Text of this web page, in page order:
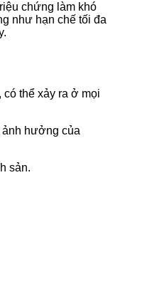
chứng làm khó
như hạn chế tối đa
thể xảy ra ở mọi
hưởng của
sản.